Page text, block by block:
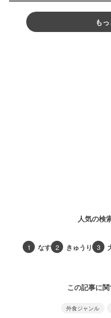
も
人気の検
1 なす 2 きゅうり 3
この記事に
外食ジャンル